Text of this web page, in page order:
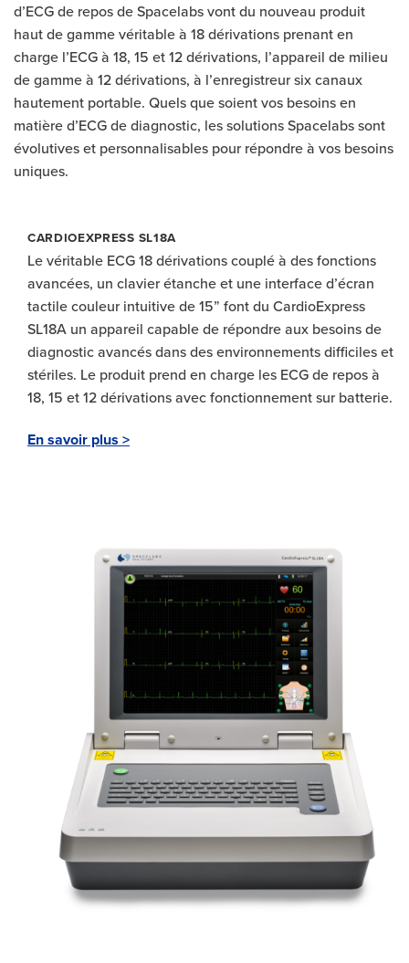
d’ECG de repos de Spacelabs vont du nouveau produit
haut de gamme véritable à 18 dérivations prenant en
charge l’ECG à 18, 15 et 12 dérivations, l’appareil de milieu
de gamme à 12 dérivations, à l’enregistreur six canaux
hautement portable. Quels que soient vos besoins en
matière d’ECG de diagnostic, les solutions Spacelabs sont
évolutives et personnalisables pour répondre à vos besoins
uniques.
CARDIOEXPRESS SL18A
Le véritable ECG 18 dérivations couplé à des fonctions
avancées, un clavier étanche et une interface d’écran
tactile couleur intuitive de 15” font du CardioExpress
SL18A un appareil capable de répondre aux besoins de
diagnostic avancés dans des environnements difficiles et
stériles. Le produit prend en charge les ECG de repos à
18, 15 et 12 dérivations avec fonctionnement sur batterie.
En savoir plus >